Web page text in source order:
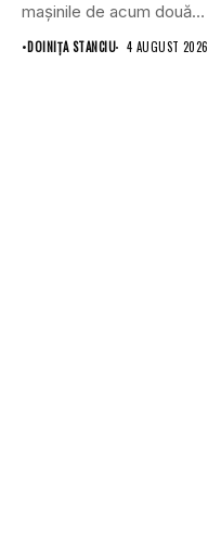
mașinile de acum două
decenii....
•DOINIŢA STANCIU 4 AUGUST 2026